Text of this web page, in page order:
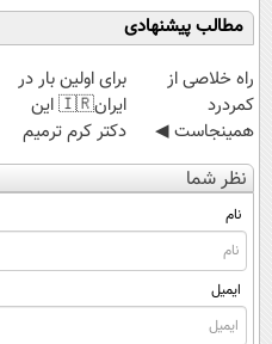
مطالب پیشنهادی
‌راه خلاصی از
کمردرد
همینجاست ◀
فقط کافیه فرم
رو پر کنی!
برای اولین بار در
ایران🇮🇷 این
دکتر کرم ترمیم
کننده 23 روزه
ساخت!
نظر شما
نام
ایمیل